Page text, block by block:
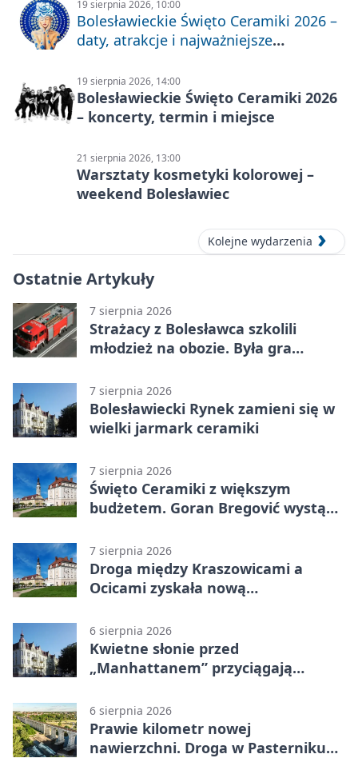
19 sierpnia 2026, 10:00
Bolesławieckie Święto Ceramiki 2026 –
daty, atrakcje i najważniejsze
19 sierpnia 2026, 14:00
Bolesławieckie Święto Ceramiki 2026
– koncerty, termin i miejsce
21 sierpnia 2026, 13:00
Warsztaty kosmetyki kolorowej –
weekend Bolesławiec
Kolejne wydarzenia
Ostatnie Artykuły
7 sierpnia 2026
Strażacy z Bolesławca szkolili
młodzież na obozie. Była gra
7 sierpnia 2026
Bolesławiecki Rynek zamieni się w
wielki jarmark ceramiki
7 sierpnia 2026
Święto Ceramiki z większym
budżetem. Goran Bregović wystąpi
7 sierpnia 2026
Droga między Kraszowicami a
Ocicami zyskała nową
6 sierpnia 2026
Kwietne słonie przed
„Manhattanem” przyciągają
6 sierpnia 2026
Prawie kilometr nowej
nawierzchni. Droga w Pasterniku